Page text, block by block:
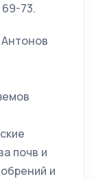
73.
почв и
и